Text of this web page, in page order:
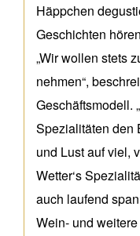
Häppchen
Geschichten
„Wir wollen stets
nehmen“,
Geschäftsmodell.
Spezialitäten den
und Lust auf viel,
Wetter‘s
auch laufend
Wein- und